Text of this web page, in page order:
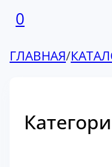
0
ГЛАВНАЯ/